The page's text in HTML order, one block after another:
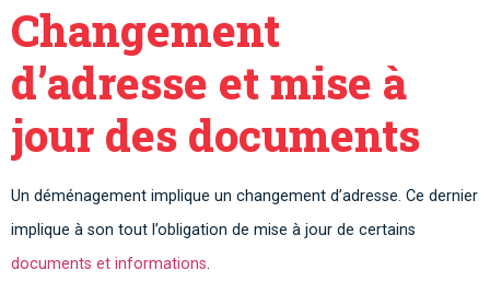
Changement
d’adresse et mise à
jour des documents
Un déménagement implique un changement d’adresse. Ce dernier
implique à son tout l’obligation de mise à jour de certains
documents et informations.